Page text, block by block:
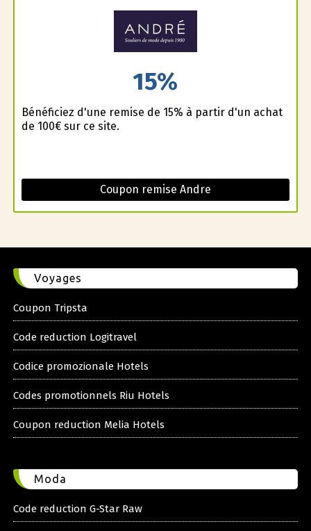
15%
Bénéficiez d'une remise de 15% à partir d'un achat
de 100€ sur ce site.
Coupon remise Andre
Voyages
Coupon Tripsta
Code reduction Logitravel
Codice promozionale Hotels
Codes promotionnels Riu Hotels
Coupon reduction Melia Hotels
Moda
Code reduction G-Star Raw